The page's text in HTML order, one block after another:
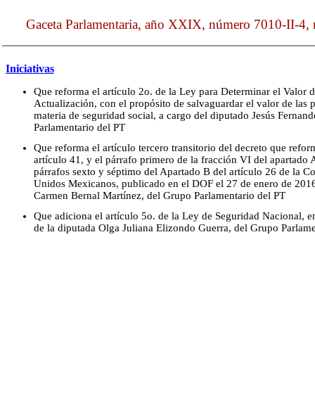
Gaceta Parlamentaria, año XXIX, número 7010-II-4,
Iniciativas
Que reforma el artículo 2o. de la Ley para Determinar el Valor
Actualización, con el propósito de salvaguardar el valor de las
materia de seguridad social, a cargo del diputado Jesús
Parlamentario del PT
Que reforma el artículo tercero transitorio del decreto que
artículo 41, y el párrafo primero de la fracción VI del apartado
párrafos sexto y séptimo del Apartado B del artículo 26 de la
Unidos Mexicanos, publicado en el DOF el 27 de enero de
Carmen Bernal Martínez, del Grupo Parlamentario del PT
Que adiciona el artículo 5o. de la Ley de Seguridad Nacional,
de la diputada Olga Juliana Elizondo Guerra, del Grupo